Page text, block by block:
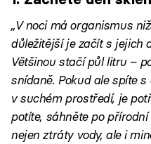
„V noci má organismus
důležitější je začít s jejich
Většinou stačí půl litru –
snídaně. Pokud ale spíte
v suchém prostředí, je
potíte, sáhněte po
nejen ztráty vody, ale i